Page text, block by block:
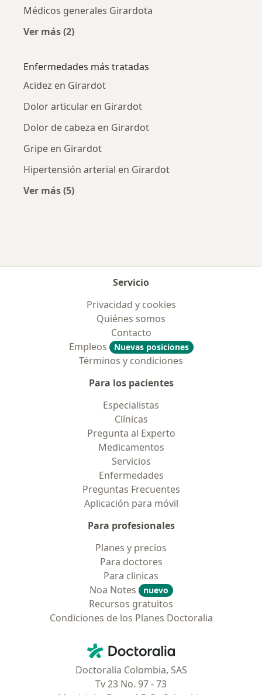
Médicos generales Girardota
Ver más (2)
Enfermedades más tratadas
Acidez en Girardot
Dolor articular en Girardot
Dolor de cabeza en Girardot
Gripe en Girardot
Hipertensión arterial en Girardot
Ver más (5)
Servicio
Privacidad y cookies
Quiénes somos
Contacto
Empleos
Nuevas posiciones
Términos y condiciones
Para los pacientes
Especialistas
Clínicas
Pregunta al Experto
Medicamentos
Servicios
Enfermedades
Preguntas Frecuentes
Aplicación para móvil
Para profesionales
Planes y precios
Para doctores
Para clinicas
Noa Notes
nuevo
Recursos gratuitos
Condiciones de los Planes Doctoralia
Doctoralia - Página de inicio
Doctoralia Colombia, SAS
Tv 23 No. 97 - 73